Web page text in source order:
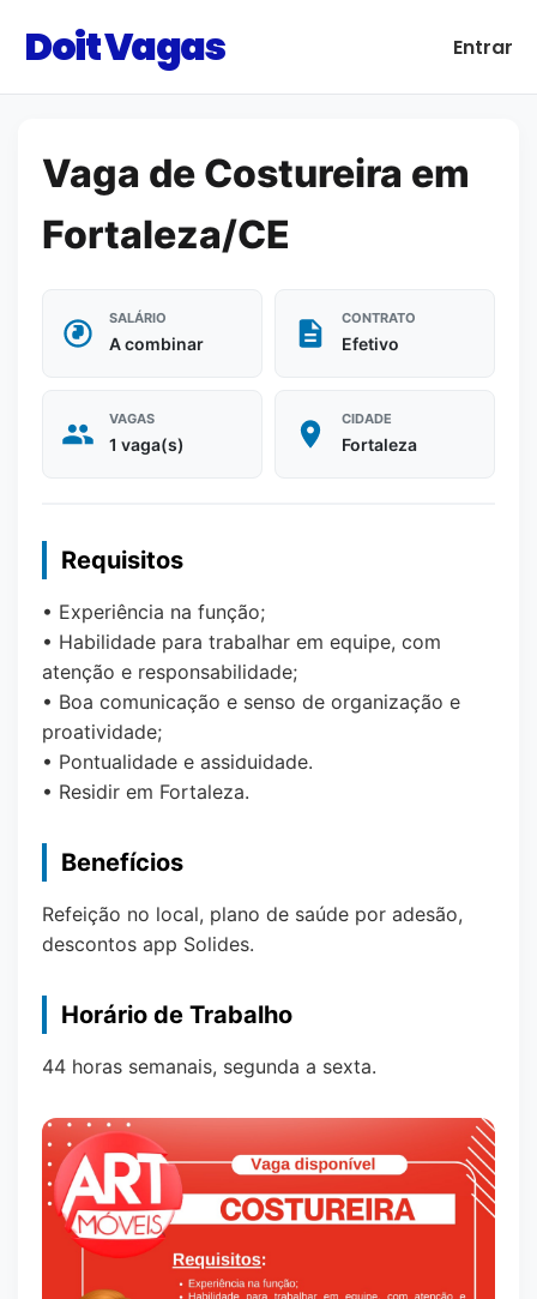
Doit Vagas Entrar
Vaga de Costureira em
Fortaleza/CE
SALÁRIO
A combinar
CONTRATO
Efetivo
VAGAS
1 vaga(s)
CIDADE
Fortaleza
Requisitos
• Experiência na função;
• Habilidade para trabalhar em equipe, com
atenção e responsabilidade;
• Boa comunicação e senso de organização e
proatividade;
• Pontualidade e assiduidade.
• Residir em Fortaleza.
Benefícios
Refeição no local, plano de saúde por adesão,
descontos app Solides.
Horário de Trabalho
44 horas semanais, segunda a sexta.